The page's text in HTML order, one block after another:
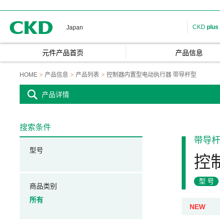
Japan CKD plus
元件产品首页 产品信息
HOME 产品信息 产品列表 控制器内置型电动执行器 带导杆型
产品详情
带导
控
型号
NEW
搜索条件
型号
商品类别
所有